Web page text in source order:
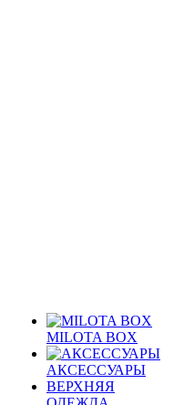
MILOTA BOX
АКСЕССУАРЫ
ВЕРХНЯЯ